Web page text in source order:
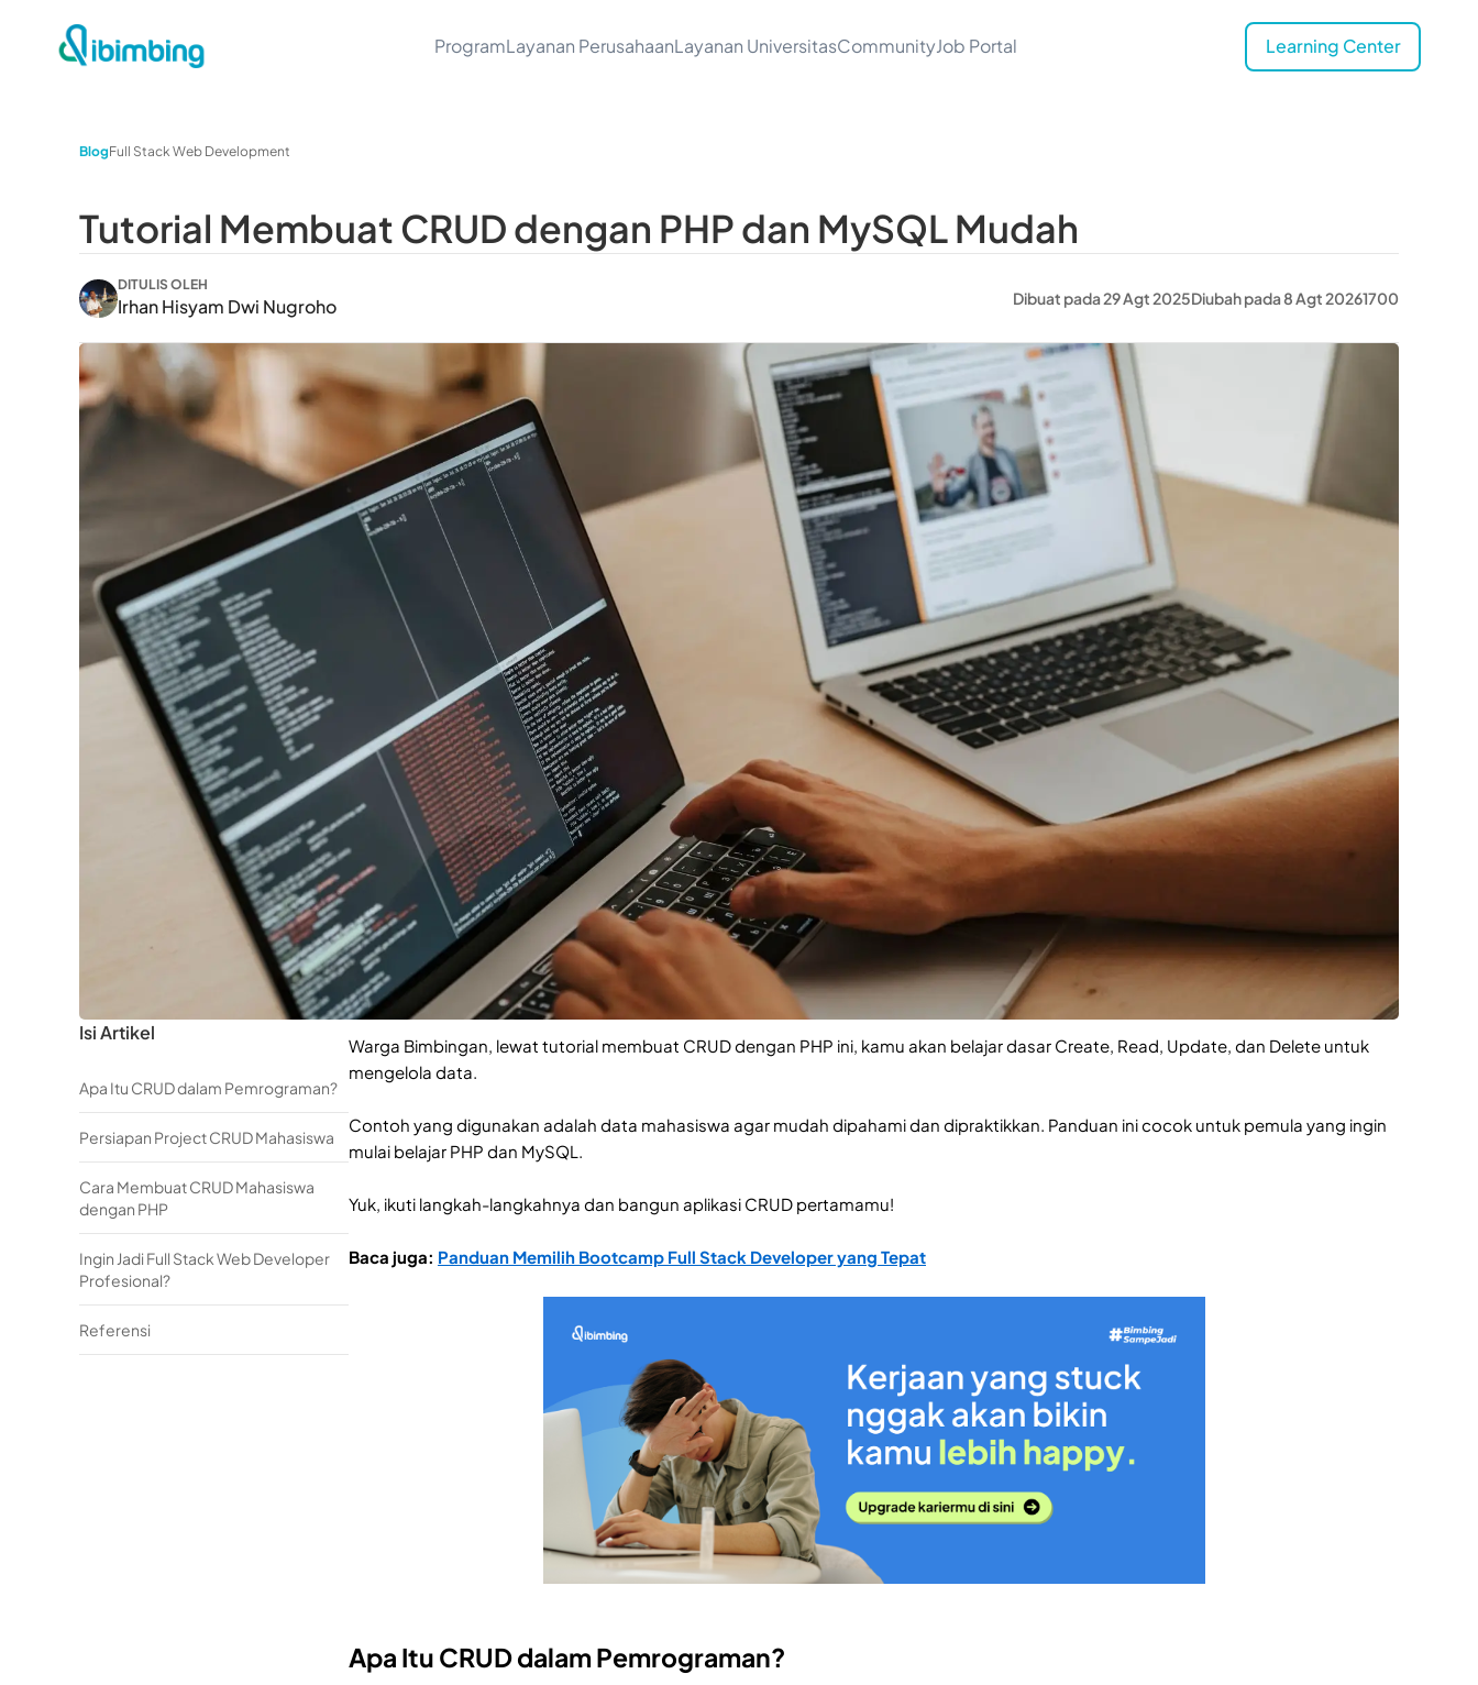
ProgramLayanan PerusahaanLayanan UniversitasCommunityJob Portal Learning Center
BlogFull Stack Web Development
Tutorial Membuat CRUD dengan PHP dan MySQL Mudah
DITULIS OLEH
Irhan Hisyam Dwi Nugroho Dibuat pada 29 Agt 2025Diubah pada 8 Agt 20261700
Isi Artikel
Apa Itu CRUD dalam Pemrograman?
Persiapan Project CRUD Mahasiswa
Cara Membuat CRUD Mahasiswa
dengan PHP
Ingin Jadi Full Stack Web Developer
Profesional?
Referensi
Warga Bimbingan, lewat tutorial membuat CRUD dengan PHP ini, kamu akan belajar dasar Create, Read, Update, dan Delete untuk
mengelola data.
Contoh yang digunakan adalah data mahasiswa agar mudah dipahami dan dipraktikkan. Panduan ini cocok untuk pemula yang ingin
mulai belajar PHP dan MySQL.
Yuk, ikuti langkah-langkahnya dan bangun aplikasi CRUD pertamamu!
Baca juga: Panduan Memilih Bootcamp Full Stack Developer yang Tepat
Apa Itu CRUD dalam Pemrograman?